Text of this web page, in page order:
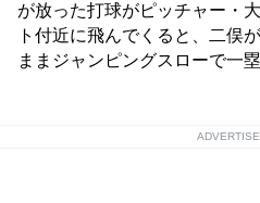
が放った打球がピッチャー・
ト付近に飛んでくると、二俣
ままジャンピングスローで一